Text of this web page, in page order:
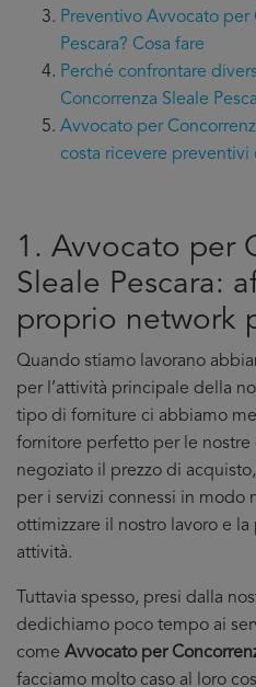
Preventivo Avvocato per
Pescara? Cosa fare
Perché confrontare
Concorrenza Sleale
Avvocato per
costa ricevere preventivi
1. Avvocato per
Sleale Pescara:
proprio network
Quando stiamo lavorano
per l’attività principale della
tipo di forniture ci abbiamo
fornitore perfetto per le nostre
negoziato il prezzo di
per i servizi connessi in modo
ottimizzare il nostro lavoro e
attività.
Tuttavia spesso, presi dalla
dedichiamo poco tempo ai
come Avvocato per
facciamo molto caso al loro